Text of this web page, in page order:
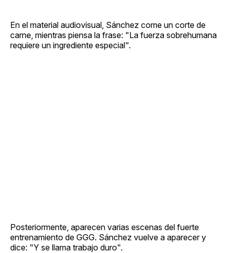
En el material audiovisual, Sánchez come un corte de
carne, mientras piensa la frase: "La fuerza sobrehumana
requiere un ingrediente especial".
Posteriormente, aparecen varias escenas del fuerte
entrenamiento de GGG. Sánchez vuelve a aparecer y
dice: "Y se llama trabajo duro".